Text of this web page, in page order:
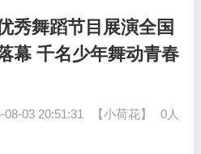
秀舞蹈节目展演全国
幕 千名少年舞动青春
08-03 20:51:31 【小荷花】
0人